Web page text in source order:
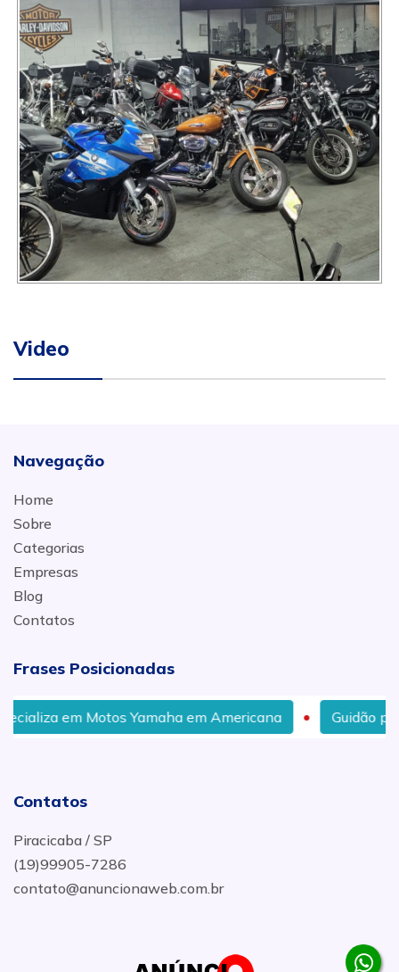
Video
Navegação
Home
Sobre
Categorias
Empresas
Blog
Contatos
Frases Posicionadas
Yamaha em Americana Guidão para Motos
Contatos
Piracicaba / SP
(19)99905-7286
contato@anuncionaweb.com.br